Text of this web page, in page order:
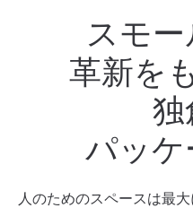
スモ
革新を
独
パッ
人のためのスペースは最